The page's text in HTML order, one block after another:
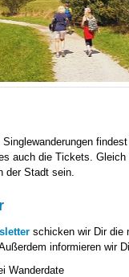
auch die Tickets.
der Stadt sein.
schicken wir Dir die
informieren wir
Wanderdate